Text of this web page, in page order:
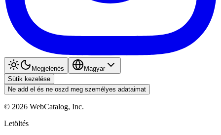
Megjelenés
Magyar
Sütik kezelése
Ne add el és ne oszd meg személyes adataimat
© 2026 WebCatalog, Inc.
Letöltés